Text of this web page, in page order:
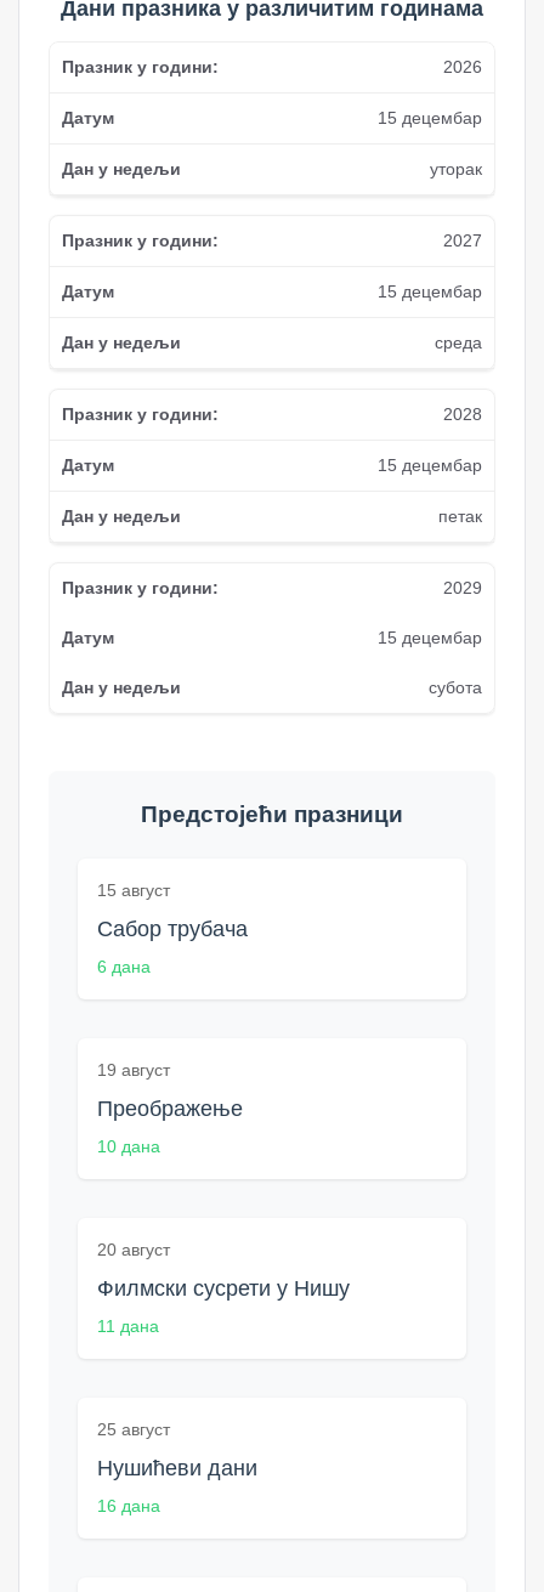
Дани празника у различитим годинама
2026
15 децембар
уторак
2027
15 децембар
среда
2028
15 децембар
петак
2029
15 децембар
субота
Предстојећи празници
15 август
Сабор трубача
6 дана
19 август
Преображење
10 дана
20 август
Филмски сусрети у Нишу
11 дана
25 август
Нушићеви дани
16 дана